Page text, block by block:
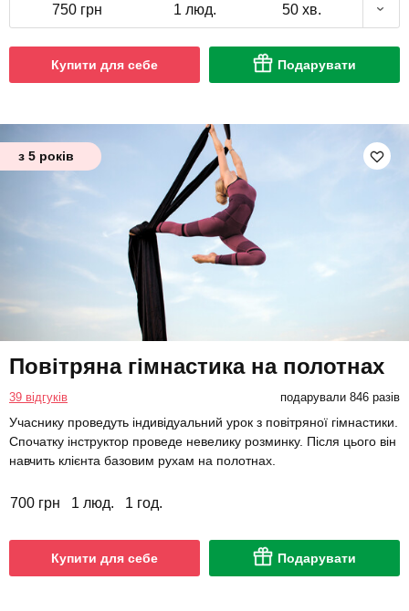
750 грн 1 люд. 50 хв.
Купити для себе Подарувати
з 5 років
Повітряна гімнастика на полотнах
39 відгуків подарували 846 разів
Учаснику проведуть індивідуальний урок з повітряної гімнастики.
Спочатку інструктор проведе невелику розминку. Після цього він
навчить клієнта базовим рухам на полотнах.
700 грн 1 люд. 1 год.
Купити для себе Подарувати